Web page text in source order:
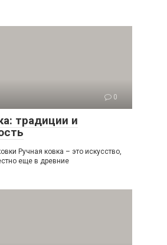
0
традиции и
Ручная ковка – это искусство,
еще в древние